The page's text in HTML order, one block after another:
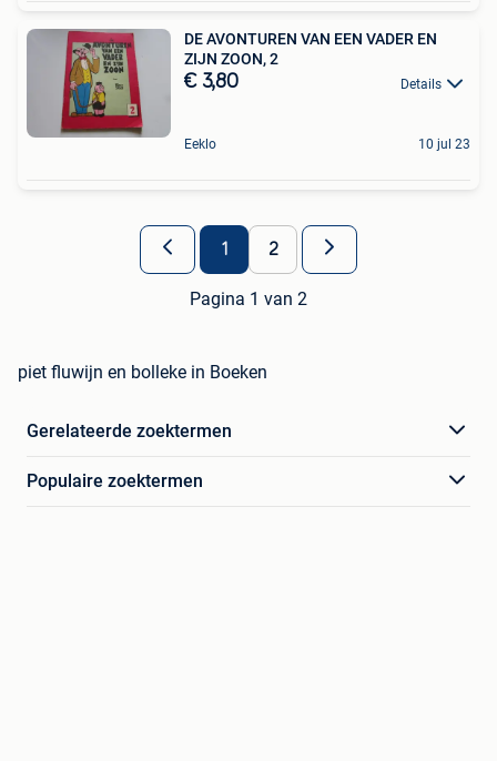
DE AVONTUREN VAN EEN VADER EN
ZIJN ZOON, 2
€ 3,80 Details
Eeklo 10 jul 23
1 2
Pagina 1 van 2
piet fluwijn en bolleke in Boeken
Gerelateerde zoektermen
Populaire zoektermen